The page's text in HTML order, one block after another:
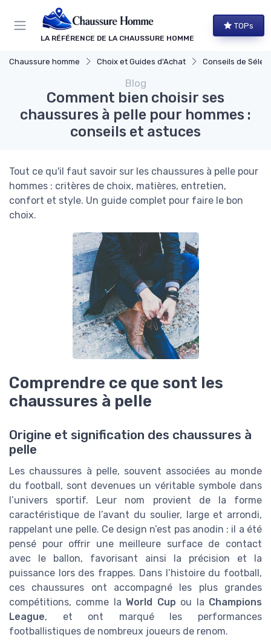
LA RÉFÉRENCE DE LA CHAUSSURE HOMME
TOPs
Chaussure homme Choix et Guides d'Achat Conseils de
Blog
Comment bien choisir ses
chaussures à pelle pour hommes :
conseils et astuces
Tout ce qu'il faut savoir sur les chaussures à pelle pour
hommes : critères de choix, matières, entretien,
confort et style. Un guide complet pour faire le bon
choix.
Comprendre ce que sont les
chaussures à pelle
Origine et signification des chaussures à
pelle
Les chaussures à pelle, souvent associées au monde
du football, sont devenues un véritable symbole dans
l’univers sportif. Leur nom provient de la forme
caractéristique de l’avant du soulier, large et arrondi,
rappelant une pelle. Ce design n’est pas anodin : il a été
pensé pour offrir une meilleure surface de contact
avec le ballon, favorisant ainsi la précision et la
puissance lors des frappes. Dans l’histoire du football,
ces chaussures ont accompagné les plus grandes
compétitions, comme laWorld Cup ou la Champions
League, et ont marqué les performances
footballistiques de nombreux joueurs de renom.
Panneau de gestion des cookies